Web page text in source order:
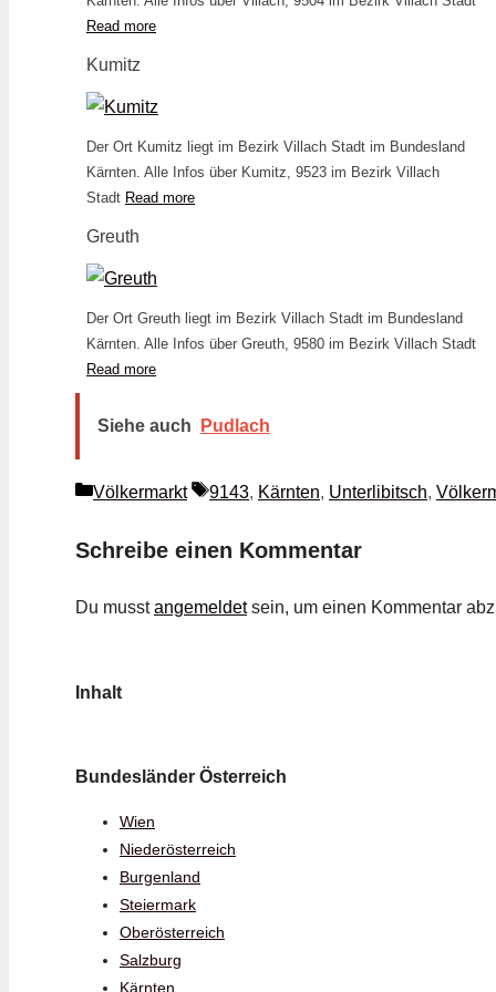
Read more
Kumitz
Der Ort Kumitz liegt im Bezirk Villach Stadt im Bundesland
Kärnten. Alle Infos über Kumitz, 9523 im Bezirk Villach
Stadt Read more
Greuth
Der Ort Greuth liegt im Bezirk Villach Stadt im Bundesland
Kärnten. Alle Infos über Greuth, 9580 im Bezirk Villach Stadt
Read more
Siehe auch Pudlach
Kategorien
Völkermarkt Schlagwörter
9143, Kärnten, Unterlibitsch,
Schreibe einen Kommentar
Du musstangemeldetsein, um einen Kommentar
Inhalt
Bundesländer Österreich
Wien
Niederösterreich
Burgenland
Steiermark
Oberösterreich
Salzburg
Kärnten